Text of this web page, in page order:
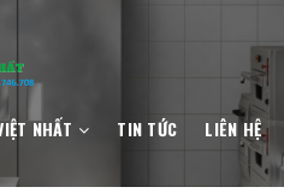
NHẤT TIN TỨC LIÊN HỆ